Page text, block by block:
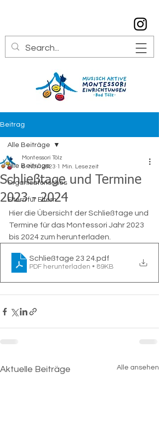
Beitrag
Alle Beiträge
Organisatorisches
Eltern für Eltern
Alle Beiträge
Schließtage und Termine
2023 - 2024
Montessori Tölz
6. Nov. 2023 1 Min. Lesezeit
Hier die Übersicht der Schließtage und
Termine für das Montessori Jahr 2023
bis 2024 zum herunterladen.
Schließtage 23 24.pdf
PDF herunterladen • 89KB
Aktuelle Beiträge Alle ansehen